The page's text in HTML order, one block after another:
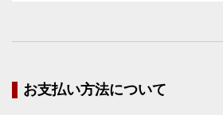
お支払い方法について